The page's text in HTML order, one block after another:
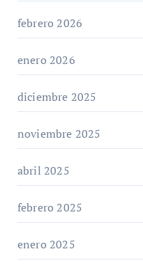
febrero 2026
enero 2026
diciembre 2025
noviembre 2025
abril 2025
febrero 2025
enero 2025